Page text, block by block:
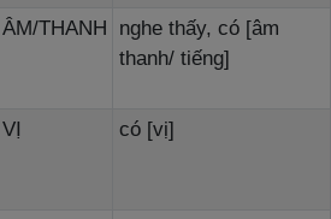
ÂM/THANH nghe thấy, có [âm
thanh/ tiếng]
VỊ có [vị]